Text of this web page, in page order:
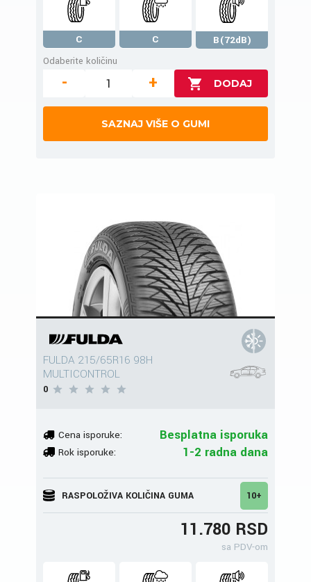
C C
B(72dB)
Odaberite količinu
- +
SAZNAJ VIŠE O GUMI
FULDA 215/65R16 98H
MULTICONTROL
0
Cena isporuke: Besplatna isporuka
Rok isporuke: 1-2 radna dana
RASPOLOŽIVA KOLIČINA GUMA 10+
11.780 RSD
sa PDV-om